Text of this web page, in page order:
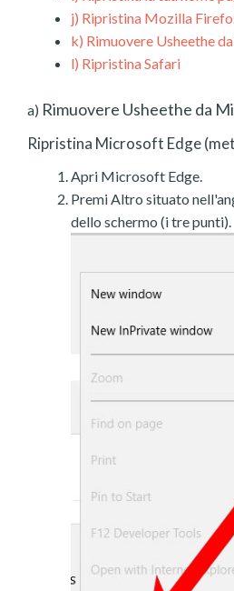
j) Ripristina Mozilla
k) Rimuovere Usheethe
l) Ripristina Safari
a) Rimuovere Usheethe da
Ripristina Microsoft Edge
Apri Microsoft Edge.
Premi Altro situato
dello schermo (i tre punti).